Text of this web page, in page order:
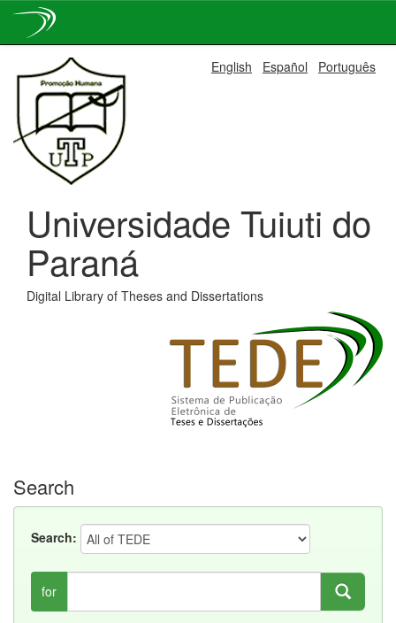
navigation
English Español Português
Universidade Tuiuti do
Paraná
Digital Library of Theses and Dissertations
Search
Search:
for